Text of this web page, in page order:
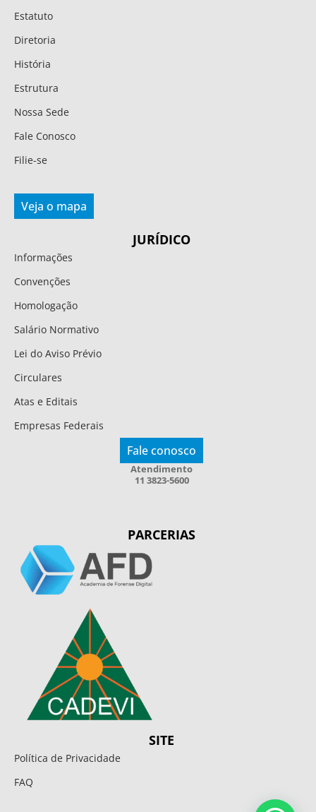
Estatuto
Diretoria
História
Estrutura
Nossa Sede
Fale Conosco
Filie-se
Veja o mapa
JURÍDICO
Informações
Convenções
Homologação
Salário Normativo
Lei do Aviso Prévio
Circulares
Atas e Editais
Empresas Federais
Fale conosco
Atendimento
11 3823-5600
PARCERIAS
SITE
Política de Privacidade
FAQ